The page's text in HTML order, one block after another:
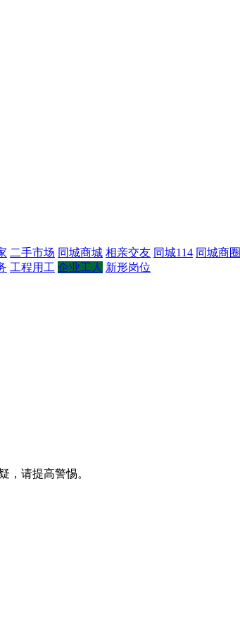
二手市场 同城商城 相亲交友 同城114 同城商圈
工程用工 企业工人 新形岗位
，请提⾼警惕。